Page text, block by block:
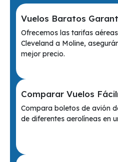
Vuelos Baratos
Ofrecemos las tarifas
Cleveland a Moline,
mejor precio.
Comparar Vuelos
Compara boletos de avión
de diferentes aerolíneas en